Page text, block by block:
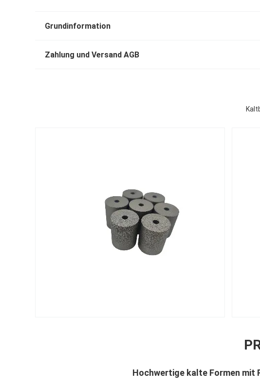
Grundinformation
Zahlung und Versand AGB
Hochwertige kalte Formen mit